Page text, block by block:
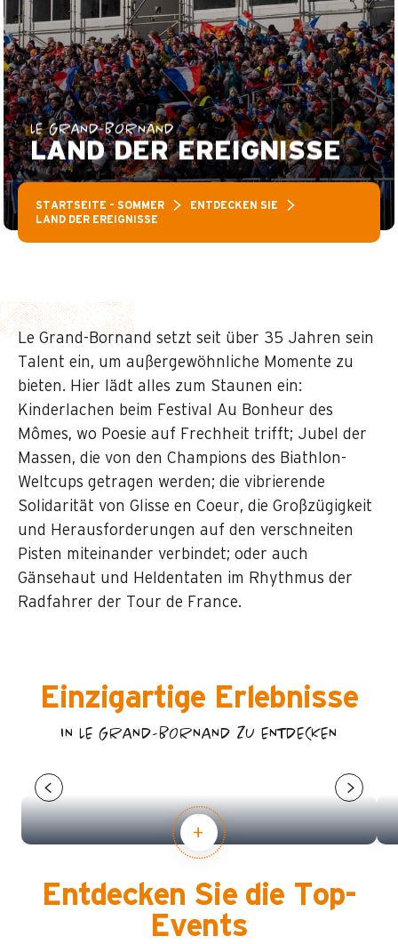
LE GRAND-BORNAND
LAND DER EREIGNISSE
STARTSEITE – SOMMER
ENTDECKEN SIE
LAND DER EREIGNISSE
Le Grand-Bornand setzt seit über 35 Jahren sein
Talent ein, um außergewöhnliche Momente zu
bieten. Hier lädt alles zum Staunen ein:
Kinderlachen beim Festival Au Bonheur des
Mômes, wo Poesie auf Frechheit trifft; Jubel der
Massen, die von den Champions des Biathlon-
Weltcups getragen werden; die vibrierende
Solidarität von Glisse en Coeur, die Großzügigkeit
und Herausforderungen auf den verschneiten
Pisten miteinander verbindet; oder auch
Gänsehaut und Heldentaten im Rhythmus der
Radfahrer der Tour de France.
Einzigartige Erlebnisse
IN LE GRAND-BORNAND ZU ENTDECKEN
FESTIVAL AU BONHEUR DES MÔMES
Entdecken Sie die Top-
Events